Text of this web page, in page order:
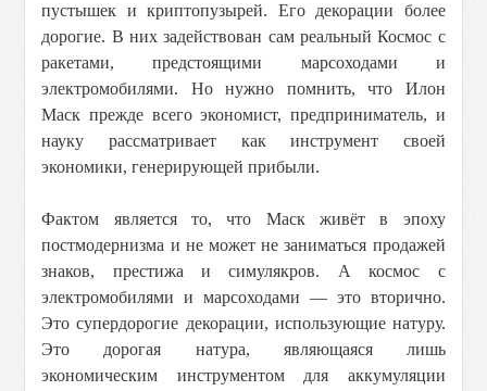
пустышек и криптопузырей. Его декорации более
дорогие. В них задействован сам реальный Космос с
ракетами, предстоящими марсоходами и
электромобилями. Но нужно помнить, что Илон
Маск прежде всего экономист, предприниматель, и
науку рассматривает как инструмент своей
экономики, генерирующей прибыли.
Фактом является то, что Маск живёт в эпоху
постмодернизма и не может не заниматься продажей
знаков, престижа и симулякров. А космос с
электромобилями и марсоходами — это вторично.
Это супердорогие декорации, использующие натуру.
Это дорогая натура, являющаяся лишь
экономическим инструментом для аккумуляции